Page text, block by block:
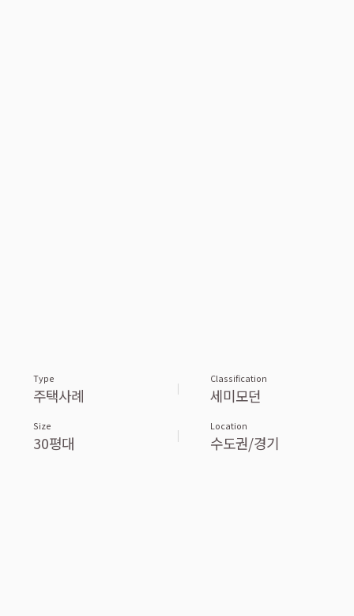
Type
주택사례
Classification
세미모던
Size
30평대
Location
수도권/경기